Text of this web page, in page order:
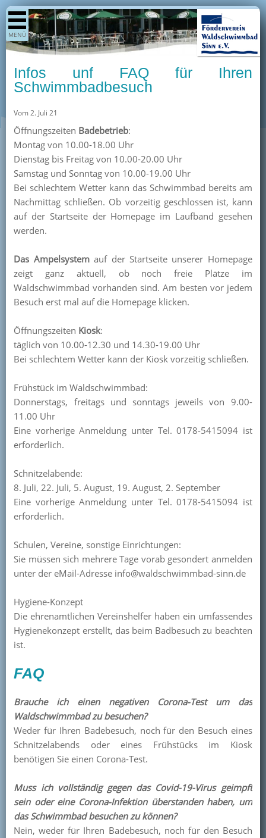
MENÜ
Shop
Aktuelles
Termine
Kurse
Kioskangebote
Unterstützer
Pressearchiv
Mitglied werden
Infos unf FAQ für Ihren
Schwimmbadbesuch
Vom 2. Juli 21
Öffnungszeiten Badebetrieb:
Montag von 10.00-18.00 Uhr
Dienstag bis Freitag von 10.00-20.00 Uhr
Samstag und Sonntag von 10.00-19.00 Uhr
Bei schlechtem Wetter kann das Schwimmbad bereits am
Nachmittag schließen. Ob vorzeitig geschlossen ist, kann
auf der Startseite der Homepage im Laufband gesehen
werden.
Das Ampelsystemauf der Startseite unserer Homepage
zeigt ganz aktuell, ob noch freie Plätze im
Waldschwimmbad vorhanden sind. Am besten vor jedem
Besuch erst mal auf die Homepage klicken.
Öffnungszeiten Kiosk:
täglich von 10.00-12.30 und 14.30-19.00 Uhr
Bei schlechtem Wetter kann der Kiosk vorzeitig schließen.
Frühstück im Waldschwimmbad:
Donnerstags, freitags und sonntags jeweils von 9.00-
11.00 Uhr
Eine vorherige Anmeldung unter Tel. 0178-5415094 ist
erforderlich.
Schnitzelabende:
8. Juli, 22. Juli, 5. August, 19. August, 2. September
Eine vorherige Anmeldung unter Tel. 0178-5415094 ist
erforderlich.
Schulen, Vereine, sonstige Einrichtungen:
Sie müssen sich mehrere Tage vorab gesondert anmelden
unter der eMail-Adresse info@waldschwimmbad-sinn.de
Hygiene-Konzept
Die ehrenamtlichen Vereinshelfer haben ein umfassendes
Hygienekonzept erstellt, das beim Badbesuch zu beachten
ist.
FAQ
Brauche ich einen negativen Corona-Test um das
Waldschwimmbad zu besuchen?
Weder für Ihren Badebesuch, noch für den Besuch eines
Schnitzelabends oder eines Frühstücks im Kiosk
benötigen Sie einen Corona-Test.
Muss ich vollständig gegen das Covid-19-Virus geimpft
sein oder eine Corona-Infektion überstanden haben, um
das Schwimmbad besuchen zu können?
Nein, weder für Ihren Badebesuch, noch für den Besuch